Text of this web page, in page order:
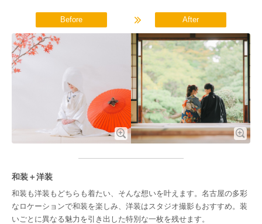
Before After
和装＋洋装
和装も洋装もどちらも着たい、そんな想いを叶えます。名古屋の多彩
なロケーションで和装を楽しみ、洋装はスタジオ撮影もおすすめ。装
いごとに異なる魅力を引き出した特別な一枚を残せます。